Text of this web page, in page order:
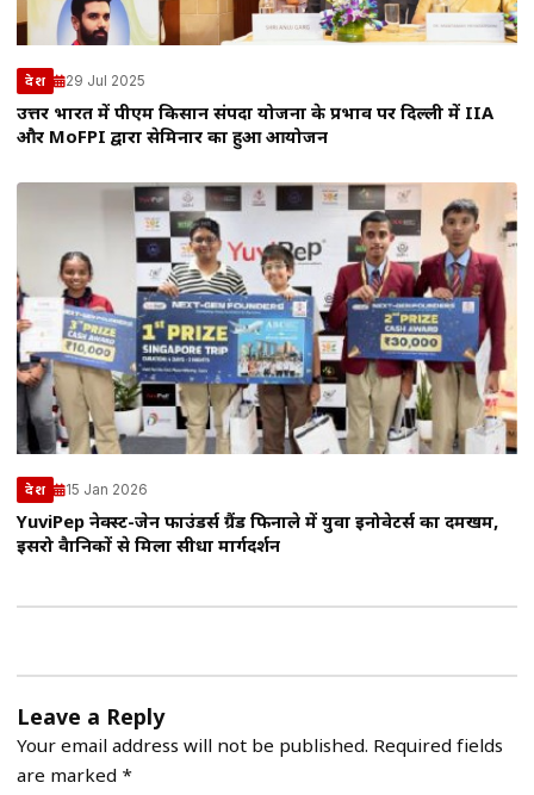
देश 29 Jul 2025
उत्तर भारत में पीएम किसान संपदा योजना के प्रभाव पर दिल्ली में IIA
और MoFPI द्वारा सेमिनार का हुआ आयोजन
देश 15 Jan 2026
YuviPep नेक्स्ट-जेन फाउंडर्स ग्रैंड फिनाले में युवा इनोवेटर्स का दमखम,
इसरो वैज्ञानिकों से मिला सीधा मार्गदर्शन
Leave a Reply
Your email address will not be published. Required fields
are marked *